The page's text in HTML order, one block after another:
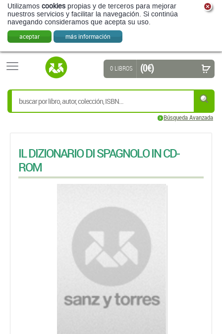
Utilizamos cookies propias y de terceros para mejorar
nuestros servicios y facilitar la navegación. Si continúa
navegando consideramos que acepta su uso.
aceptar más información
Búsqueda Avanzada
0 LIBROS (0 €)
IL DIZIONARIO DI SPAGNOLO IN CD-
ROM